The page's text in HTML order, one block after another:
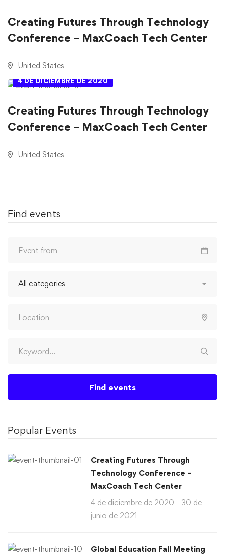
Find events
Find events
Popular Events
Creating Futures Through
Technology Conference –
MaxCoach Tech Center
4 de diciembre de 2020 - 30 de
junio de 2021
Global Education Fall Meeting
Creating Futures Through Technology
Conference – MaxCoach Tech Center
United States
4 DE DICIEMBRE DE 2020
Creating Futures Through Technology
Conference – MaxCoach Tech Center
United States